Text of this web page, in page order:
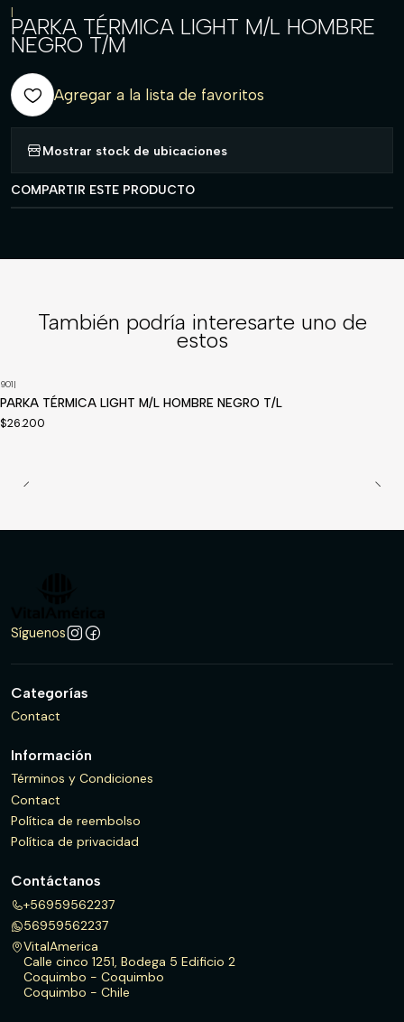
|
PARKA TÉRMICA LIGHT M/L HOMBRE
NEGRO T/M
Agregar a la lista de favoritos
Mostrar stock de ubicaciones
COMPARTIR ESTE PRODUCTO
También podría interesarte uno de
estos
Disponible a pedido
901|
PARKA TÉRMICA LIGHT M/L HOMBRE NEGRO T/L
$26.200
Síguenos
Categorías
Contact
Información
Términos y Condiciones
Contact
Política de reembolso
Política de privacidad
Contáctanos
+56959562237
56959562237
VitalAmerica
Calle cinco 1251, Bodega 5 Edificio 2
Coquimbo - Coquimbo
Coquimbo - Chile